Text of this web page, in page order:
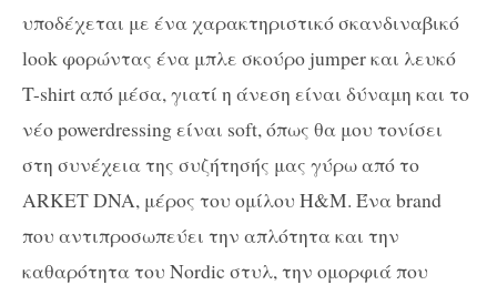
υποδέχεται με ένα χαρακτηριστικό σκανδιναβικό
look φορώντας ένα μπλε σκούρο jumper και λευκό
T-shirt από μέσα, γιατί η άνεση είναι δύναμη και το
νέο powerdressing είναι soft, όπως θα μου τονίσει
στη συνέχεια της συζήτησής μας γύρω από το
ARKET DNA, μέρος του ομίλου H&M. Ένα brand
που αντιπροσωπεύει την απλότητα και την
καθαρότητα του Nordic στυλ, την ομορφιά που